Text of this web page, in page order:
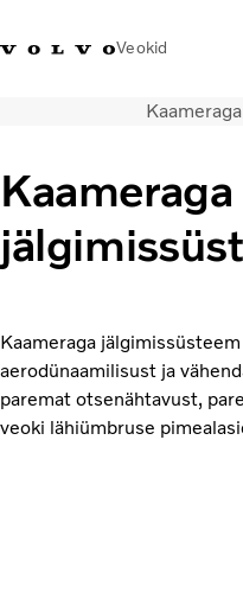
Veokid
Volvo Action
Transpordilahendused
Veokid
Uudised
Meist
Kampaaniad
Kaameraga
Kaameraga
aerodünaamilisust ja
paremat otsenähtavust,
veoki lähiümbruse